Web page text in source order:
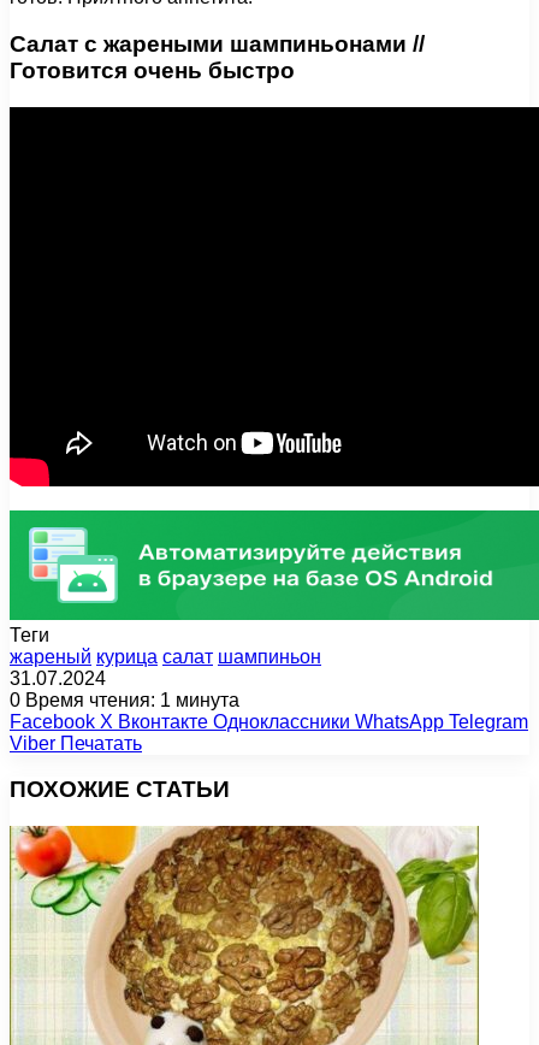
Салат с жареными шампиньонами //
Готовится очень быстро
Теги
жареный курица салат шампиньон
31.07.2024
0 Время чтения: 1 минута
Facebook X Вконтакте Одноклассники WhatsApp Telegram
Viber Печатать
ПОХОЖИЕ СТАТЬИ